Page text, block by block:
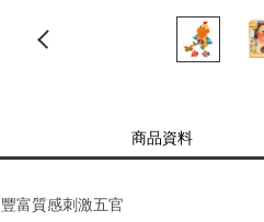
商品資料
豐富質感刺激五官